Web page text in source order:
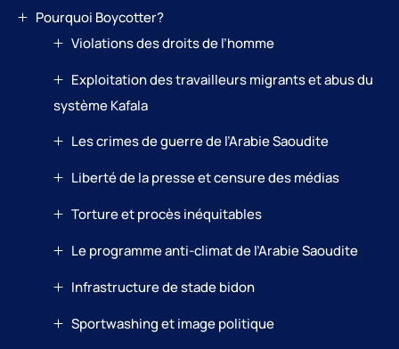
Pourquoi Boycotter?
Violations des droits de l’homme
Exploitation des travailleurs migrants et abus du
système Kafala
Les crimes de guerre de l’Arabie Saoudite
Liberté de la presse et censure des médias
Torture et procès inéquitables
Le programme anti-climat de l’Arabie Saoudite
Infrastructure de stade bidon
Sportwashing et image politique